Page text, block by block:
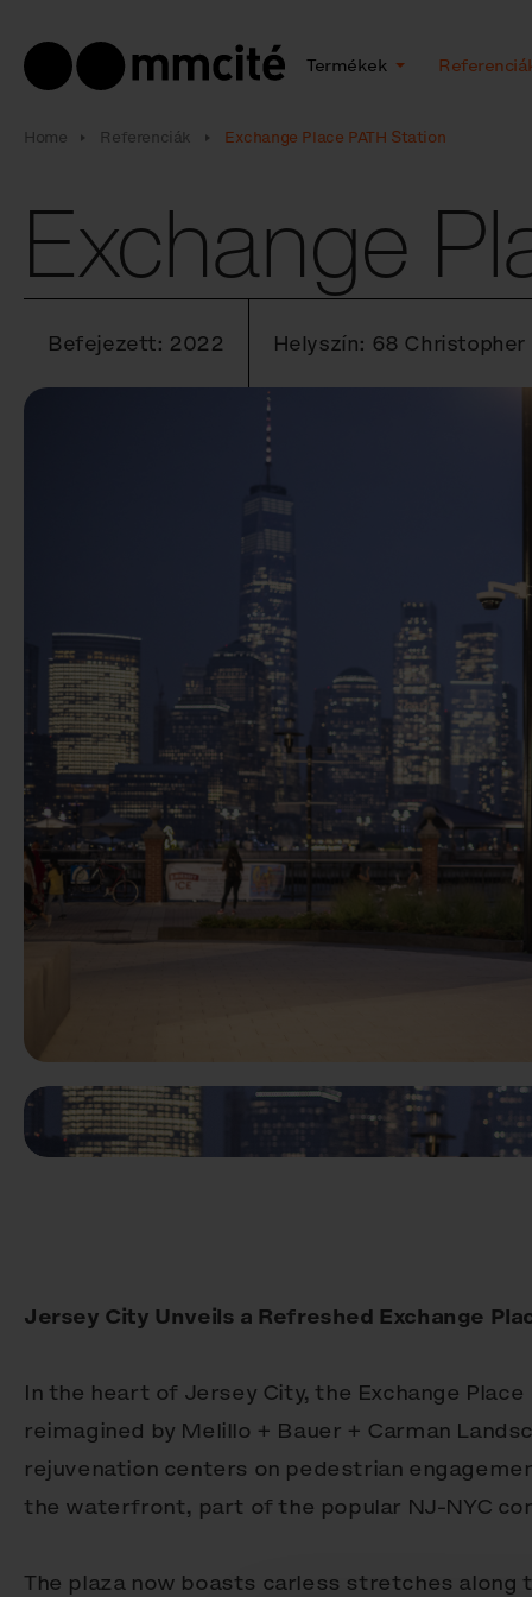
Termékek
Home Referenciák Exchange Place PATH Station
Exchange
Befejezett: 2022 Helyszín: 68
Előző
Jersey City Unveils a Refreshed Exchange
In the heart of Jersey City, the Exchange Place
reimagined by Melillo + Bauer + Carman
rejuvenation centers on pedestrian
the waterfront, part of the popular NJ-NYC
The plaza now boasts carless stretches along